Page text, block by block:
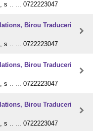
s .. ... 0722223047
Birou Traduceri
s .. ... 0722223047
Birou Traduceri
s .. ... 0722223047
Birou Traduceri
s .. ... 0722223047